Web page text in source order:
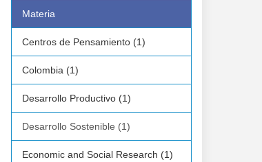
Materia
Centros de Pensamiento (1)
Colombia (1)
Desarrollo Productivo (1)
Desarrollo Sostenible (1)
Economic and Social Research (1)